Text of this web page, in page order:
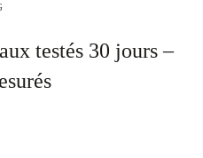
testés 30 jours –